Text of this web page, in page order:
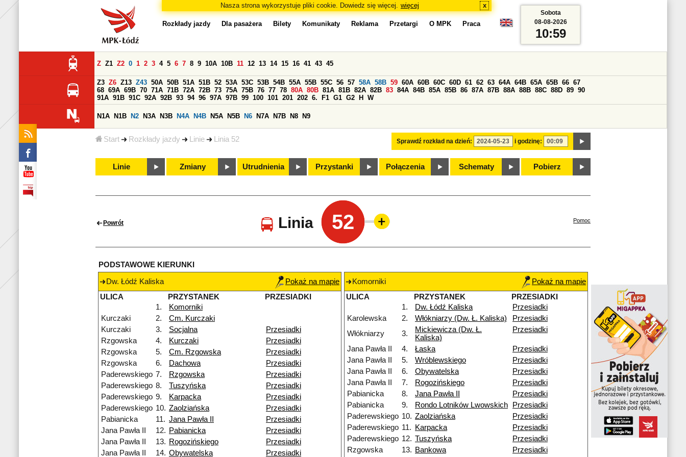
Nasza strona wykorzystuje pliki cookie. Dowiedz się więcej. więcej x
Start Rozkłady jazdy Linie Linia 52
Rozkłady jazdy Dla pasażera Bilety Komunikaty Reklama Przetargi O MPK Praca
Sprawdź rozkład na dzień: i godzinę:
Z Z1 Z2 0 1 2 3 4 5 6 7 8 9 10A 10B 11 12 13 14 15 16 41 43 45
Z3 Z6 Z13 Z43 50A 50B 51A 51B 52 53A 53C 53B 54B 55A 55B 55C 56 57 58A 58B 59 60A 60B 60C 60D 61 62 63 64A 64B 65A 65B 66 67
68 69A 69B 70 71A 71B 72A 72B 73 75A 75B 76 77 78 80A 80B 81A 81B 82A 82B 83 84A 84B 85A 85B 86 87A 87B 88A 88B 88C 88D 89 90
91A 91B 91C 92A 92B 93 94 96 97A 97B 99 100 101 201 202 6. F1 G1 G2 H W
N1A N1B N2 N3A N3B N4A N4B N5A N5B N6 N7A N7B N8 N9
Linie Zmiany Utrudnienia Przystanki Połączenia Schematy Pobierz
Sobota
08-08-2026
10:59
Powrót Linia 52 Pomoc
PODSTAWOWE KIERUNKI
Dw. Łódź Kaliska
Pokaż na mapie
ULICA
PRZYSTANEK
PRZESIADKI
1.
Komorniki
Kurczaki
2.
Cm. Kurczaki
Kurczaki
3. Socjalna
Przesiadki
Rzgowska
4. Kurczaki
Przesiadki
Rzgowska
5. Cm. Rzgowska
Przesiadki
Rzgowska
6. Dachowa
Przesiadki
Paderewskiego 7. Rzgowska
Przesiadki
Paderewskiego 8. Tuszyńska
Przesiadki
Paderewskiego 9. Karpacka
Przesiadki
Paderewskiego 10. Zaolziańska
Przesiadki
Pabianicka
11. Jana Pawła II
Przesiadki
Jana Pawła II
12. Pabianicka
Przesiadki
Jana Pawła II
13. Rogozińskiego
Przesiadki
Jana Pawła II
14. Obywatelska Przesiadki
Komorniki
Pokaż na mapie
ULICA
PRZYSTANEK
PRZESIADKI
1.
Dw. Łódź Kaliska
Przesiadki
Karolewska
2. Włókniarzy (Dw. Ł. Kaliska)
Przesiadki
Włókniarzy
3.
Mickiewicza (Dw. Ł.
Kaliska)
Przesiadki
Jana Pawła II 4. Łaska
Przesiadki
Jana Pawła II
5. Wróblewskiego
Przesiadki
Jana Pawła II
6. Obywatelska
Przesiadki
Jana Pawła II
7. Rogozińskiego
Przesiadki
Pabianicka
8. Jana Pawła II
Przesiadki
Pabianicka
9. Rondo Lotników Lwowskich
Przesiadki
Paderewskiego 10. Zaolziańska
Przesiadki
Paderewskiego 11. Karpacka
Przesiadki
Paderewskiego 12. Tuszyńska
Przesiadki
Rzgowska
13. Bankowa Przesiadki